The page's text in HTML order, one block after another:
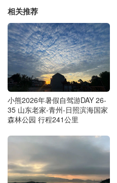
相关推荐
小熊2026年暑假自驾游DAY 26-
35 山东老家-青州-日照滨海国家
森林公园 行程241公里